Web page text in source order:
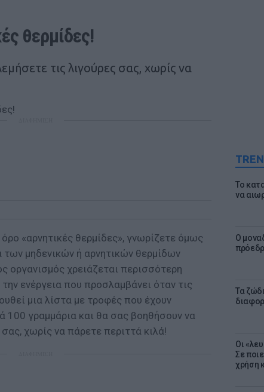
Το
να
Ο
Τα
Οι
Σε
χρήση
θερμίδες!
τις λιγούρες σας, χωρίς να
«αρνητικές θερμίδες», γνωρίζετε όμως
των μηδενικών ή αρνητικών θερμίδων
οργανισμός χρειάζεται περισσότερη
ενέργεια που προσλαμβάνει όταν τις
μια λίστα με τροφές που έχουν
100 γραμμάρια και θα σας βοηθήσουν να
χωρίς να πάρετε περιττά κιλά!